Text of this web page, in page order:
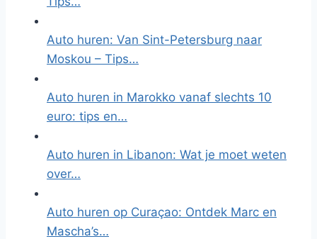
Auto huren: Van Sint-Petersburg naar
Moskou – Tips…
Auto huren in Marokko vanaf slechts 10
euro: tips en…
Auto huren in Libanon: Wat je moet weten
over…
Auto huren op Curaçao: Ontdek Marc en
Mascha’s…